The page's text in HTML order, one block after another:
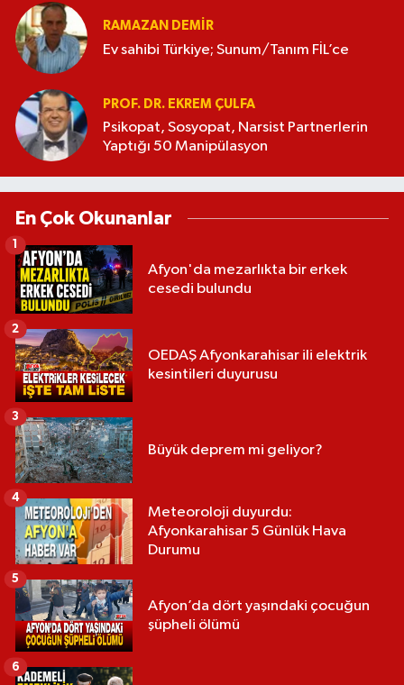
RAMAZAN DEMİR
Ev sahibi Türkiye; Sunum/Tanım FİL’ce
PROF. DR. EKREM ÇULFA
Psikopat, Sosyopat, Narsist Partnerlerin
Yaptığı 50 Manipülasyon
En Çok Okunanlar
Afyon'da mezarlıkta bir erkek
cesedi bulundu
1
OEDAŞ Afyonkarahisar ili elektrik
kesintileri duyurusu
2
Büyük deprem mi geliyor?
3
Meteoroloji duyurdu:
Afyonkarahisar 5 Günlük Hava
Durumu
4
Afyon’da dört yaşındaki çocuğun
şüpheli ölümü
5
6